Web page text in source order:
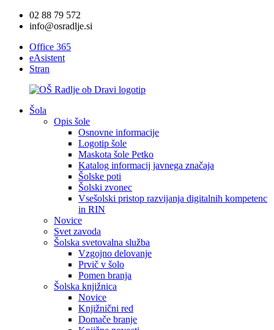
02 88 79 572
info@osradlje.si
Office 365
eAsistent
Stran
Šola
Opis šole
Osnovne informacije
Logotip šole
Maskota šole Petko
Katalog informacij javnega značaja
Šolske poti
Šolski zvonec
Vsešolski pristop razvijanja digitalnih kompetenc
in RIN
Novice
Svet zavoda
Šolska svetovalna služba
Vzgojno delovanje
Prvič v šolo
Pomen branja
Šolska knjižnica
Novice
Knjižnični red
Domače branje